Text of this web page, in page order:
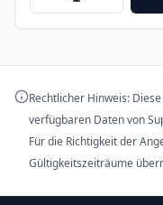
Rechtlicher Hinweis:
verfügbaren Daten von
Für die Richtigkeit der
Gültigkeitszeiträume